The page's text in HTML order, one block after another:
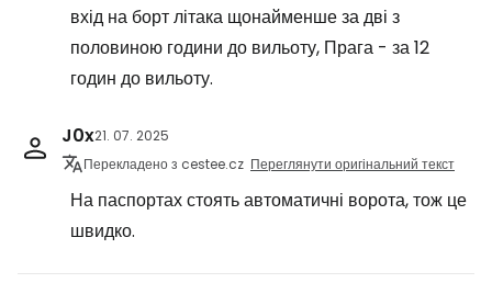
вхід на борт літака щонайменше за дві з
половиною години до вильоту, Прага - за 12
годин до вильоту.
J0x21. 07. 2025
Перекладено з cestee.cz Переглянути оригінальний текст
На паспортах стоять автоматичні ворота, тож це
швидко.